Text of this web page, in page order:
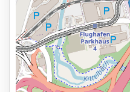
Parkeervormen
Shuttle Parking
Valet Parking
Park & Walk